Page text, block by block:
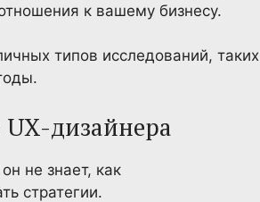
к вашему бизнесу.
типов исследований, таких
дизайнера
не знает, как
стратегии.